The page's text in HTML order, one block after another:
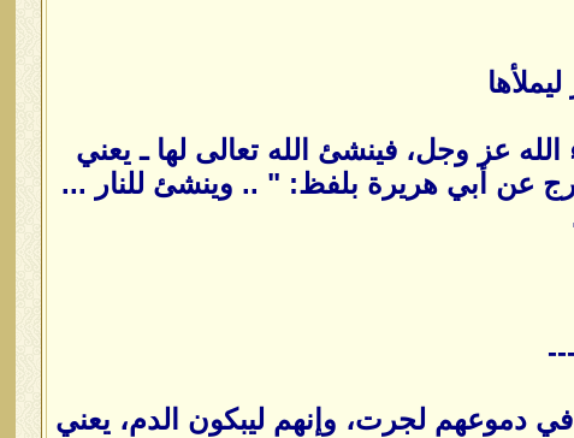
عز وجل، فينشئ الله تعالى لها ـ يعني
للبخاري (7449) من طريق الأعرج عن أبي هريرة بلفظ: " .. وينشئ للنار ...
دموعهم لجرت، وإنهم ليبكون الدم، يعني